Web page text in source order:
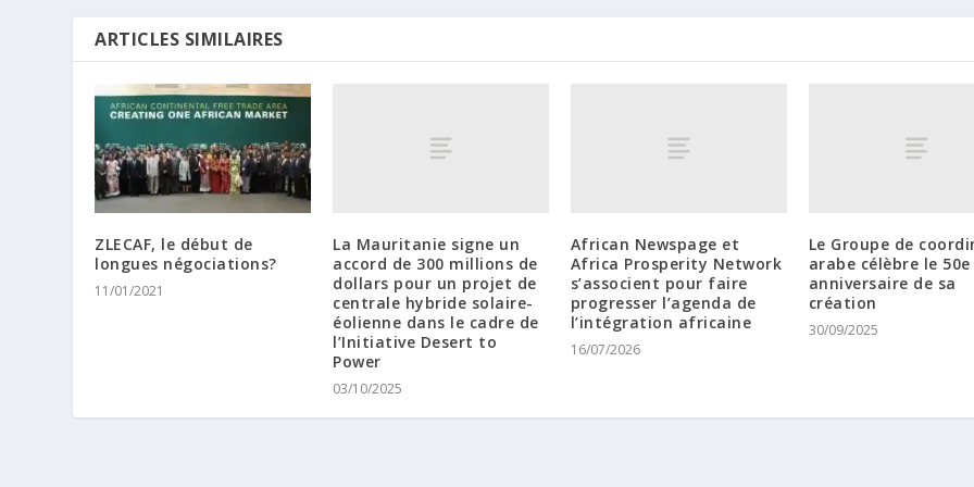
ARTICLES SIMILAIRES
ZLECAF, le début de
longues négociations?
11/01/2021
La Mauritanie signe un
accord de 300 millions de
dollars pour un projet de
centrale hybride solaire-
éolienne dans le cadre de
l’Initiative Desert to
Power
03/10/2025
African Newspage et
Africa Prosperity Network
s’associent pour faire
progresser l’agenda de
l’intégration africaine
16/07/2026
Le Groupe de
arabe célèbre le 50e
anniversaire de sa
création
30/09/2025